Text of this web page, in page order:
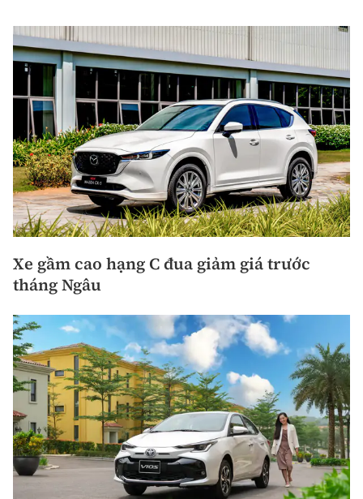
Xe gầm cao hạng C đua giảm giá trước
tháng Ngâu